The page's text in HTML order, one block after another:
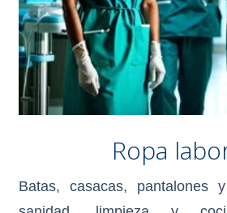
Ropa
Batas, casacas, pantalones